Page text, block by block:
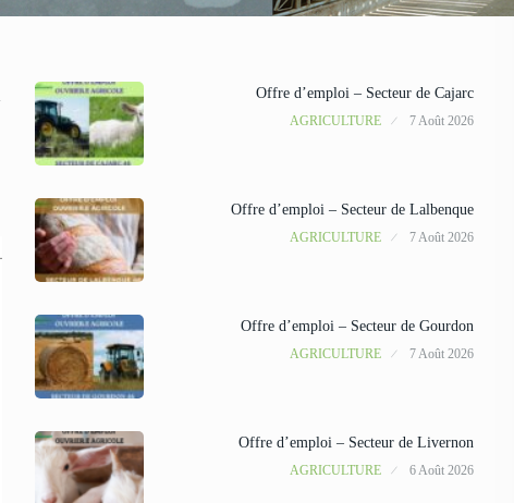
Offre d’emploi – Secteur de Cajarc
AGRICULTURE 7 Août 2026
Offre d’emploi – Secteur de Lalbenque
AGRICULTURE 7 Août 2026
Offre d’emploi – Secteur de Gourdon
AGRICULTURE 7 Août 2026
Offre d’emploi – Secteur de Livernon
AGRICULTURE 6 Août 2026